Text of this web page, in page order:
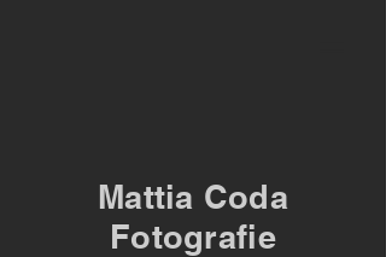
Mattia Coda
Fotografie